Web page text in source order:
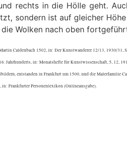
rechts in die Hölle geht.
sondern ist auf gleicher
Wolken nach oben
Caldenbach 1502, in: Der Kunstwanderer 12/13, 1930/31,
Jahrhunderts, in: Monatshefte für Kunstwissenschaft, 5, 12,
entstanden in Frankfurt um 1500, und die Malerfamilie
in: Frankfurter Personenlexikon (Onlineausgabe).